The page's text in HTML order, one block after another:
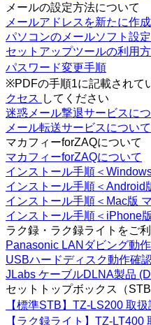
メールの設定方法について
メールアドレスを新たに作
パソコンのメールソフト設
セットアップツールの利用
パスワード変更手順
※PDFの手順1に記載されて
クセス してください
迷惑メール撃退サービスに
メール転送サービスについて
マカフィーforZAQについて
マカフィーforZAQについて
インストール手順＜
インストール手順＜Android
インストール手順＜Mac版
インストール手順＜iPhone
ラク録・ラク録ライトをご
Panasonic LANダビング動
USBハードディスク動作確
JLabs ケーブルDLNA製品
セットトップボックス（
【標準STB】TZ-LS200 取
【ラク録ライト】TZ-LT400